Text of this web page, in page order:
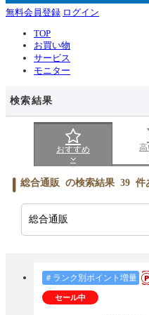
無料会員登録 ログイン
TOP
お買い物
サービス
モニター
検索結果
おすすめ
総合通販 の検索結果 39 件
＃ランク別ポイント増量
セール中